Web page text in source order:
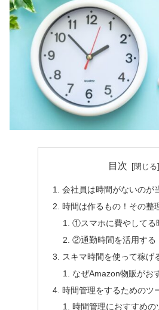
目次
会社員は時間がないのが
時間は作るもの！その整
①スマホに費やしてる
②通勤時間を活用する
スキマ時間を使って稼げ
なぜAmazon物販がお
時間管理をするためのツ
時間管理におすすめの